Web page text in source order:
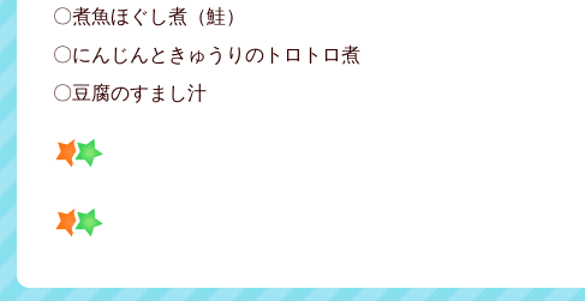
〇煮魚ほぐし煮（鮭）
〇にんじんときゅうりのトロトロ煮
〇豆腐のすまし汁